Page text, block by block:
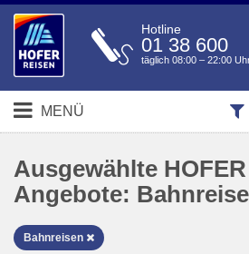
Hotline
01 38 600
täglich 08:00 – 22:00
MENÜ
Ausgewählte HOFER
Angebote:
Bahnreisen